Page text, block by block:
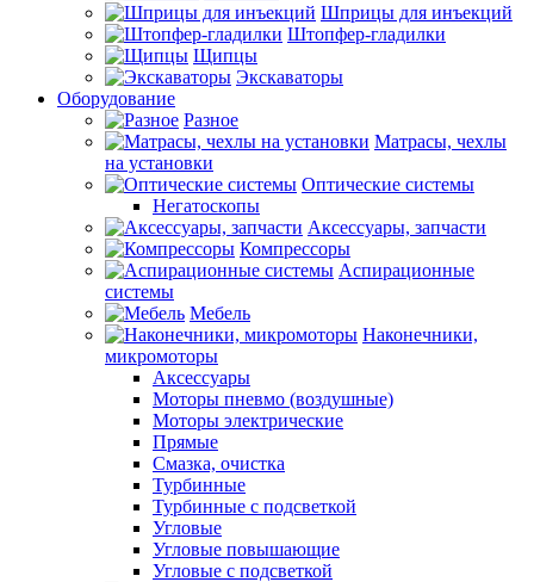
Шприцы для инъекций
Штопфер-гладилки
Щипцы
Экскаваторы
Оборудование
Разное
Матрасы, чехлы
на установки
Оптические системы
Негатоскопы
Аксессуары, запчасти
Компрессоры
Аспирационные
системы
Мебель
Наконечники,
микромоторы
Аксессуары
Моторы пневмо (воздушные)
Моторы электрические
Прямые
Смазка, очистка
Турбинные
Турбинные с подсветкой
Угловые
Угловые повышающие
Угловые с подсветкой